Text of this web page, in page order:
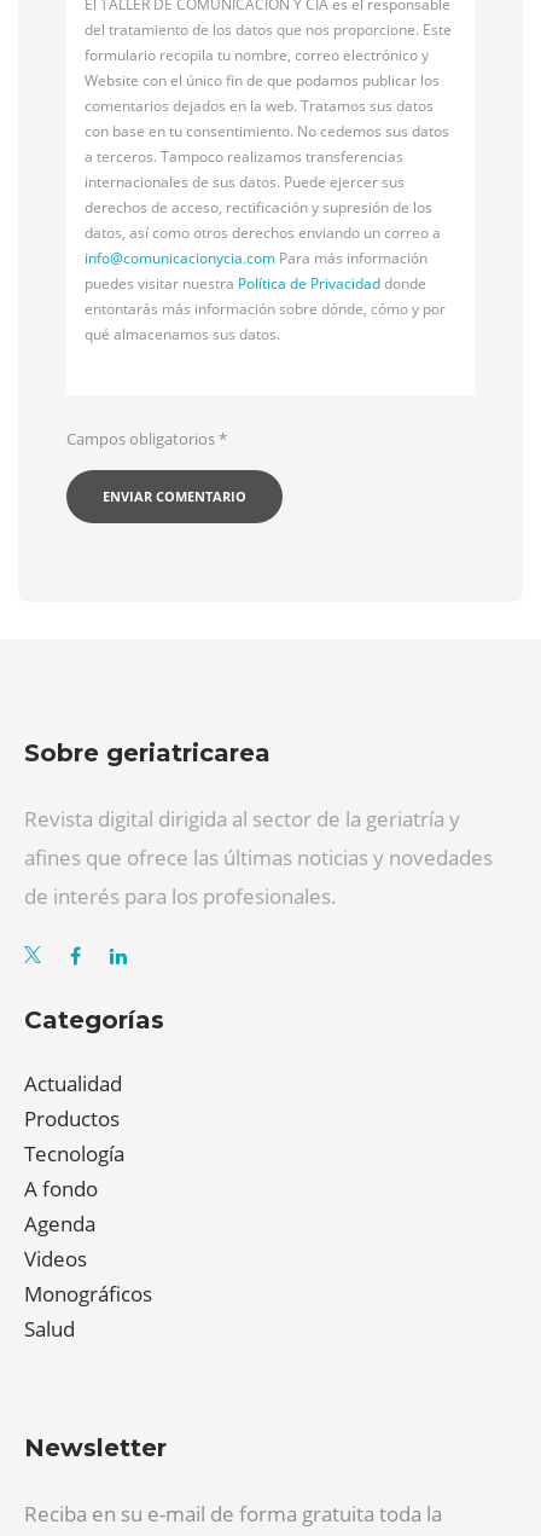
del tratamiento de los datos que nos proporcione. Este
formulario recopila tu nombre, correo electrónico y
Website con el único fin de que podamos publicar los
comentarios dejados en la web. Tratamos sus datos
con base en tu consentimiento. No cedemos sus datos
a terceros. Tampoco realizamos transferencias
internacionales de sus datos. Puede ejercer sus
derechos de acceso, rectificación y supresión de los
datos, así como otros derechos enviando un correo a
info@comunicacionycia.com Para más información
puedes visitar nuestra Política de Privacidaddonde
entontarás más información sobre dónde, cómo y por
qué almacenamos sus datos.
Campos obligatorios*
Sobre geriatricarea
Revista digital dirigida al sector de la geriatría y
afines que ofrece las últimas noticias y novedades
de interés para los profesionales.
Categorías
Actualidad
Productos
Tecnología
A fondo
Agenda
Videos
Monográficos
Salud
Newsletter
Reciba en su e-mail de forma gratuita toda la